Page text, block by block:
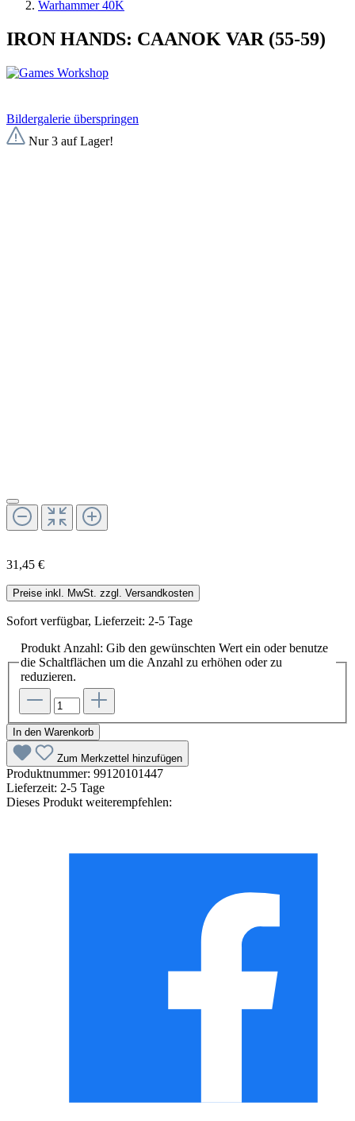
Warhammer 40K
IRON HANDS: CAANOK VAR (55-59)
Bildergalerie überspringen
Nur 3 auf Lager!
31,45 €
Preise inkl. MwSt. zzgl. Versandkosten
Sofort verfügbar, Lieferzeit: 2-5 Tage
Produkt Anzahl: Gib den gewünschten Wert ein oder benutze
die Schaltflächen um die Anzahl zu erhöhen oder zu
reduzieren.
In den Warenkorb
Zum Merkzettel hinzufügen
Produktnummer: 99120101447
Lieferzeit: 2-5 Tage
Dieses Produkt weiterempfehlen: